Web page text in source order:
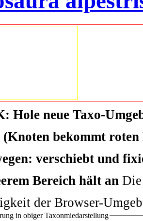
Hole neue Taxo-
(Knoten bekommt
verschiebt und
Bereich hält an
der Browser-
in obiger Taxonmiedarstellung